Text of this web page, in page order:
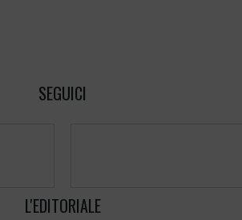
SEGUICI
L'EDITORIALE